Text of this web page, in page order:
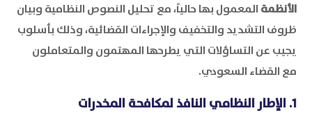
الأنظمة المعمول بها حالياً، مع تحليل النصوص النظامية وبيان
ظروف التشديد والتخفيف والإجراءات القضائية، وذلك بأسلوب
يجيب عن التساؤلات التي يطرحها المهتمون والمتعاملون
مع القضاء السعودي.
1. الإطار النظامي النافذ لمكافحة المخدرات